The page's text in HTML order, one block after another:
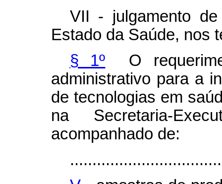
VII - julgamento
Estado da Saúde, nos
§ 1º O
administrativo para a
de tecnologias em
na Secretaria-
acompanhado de: